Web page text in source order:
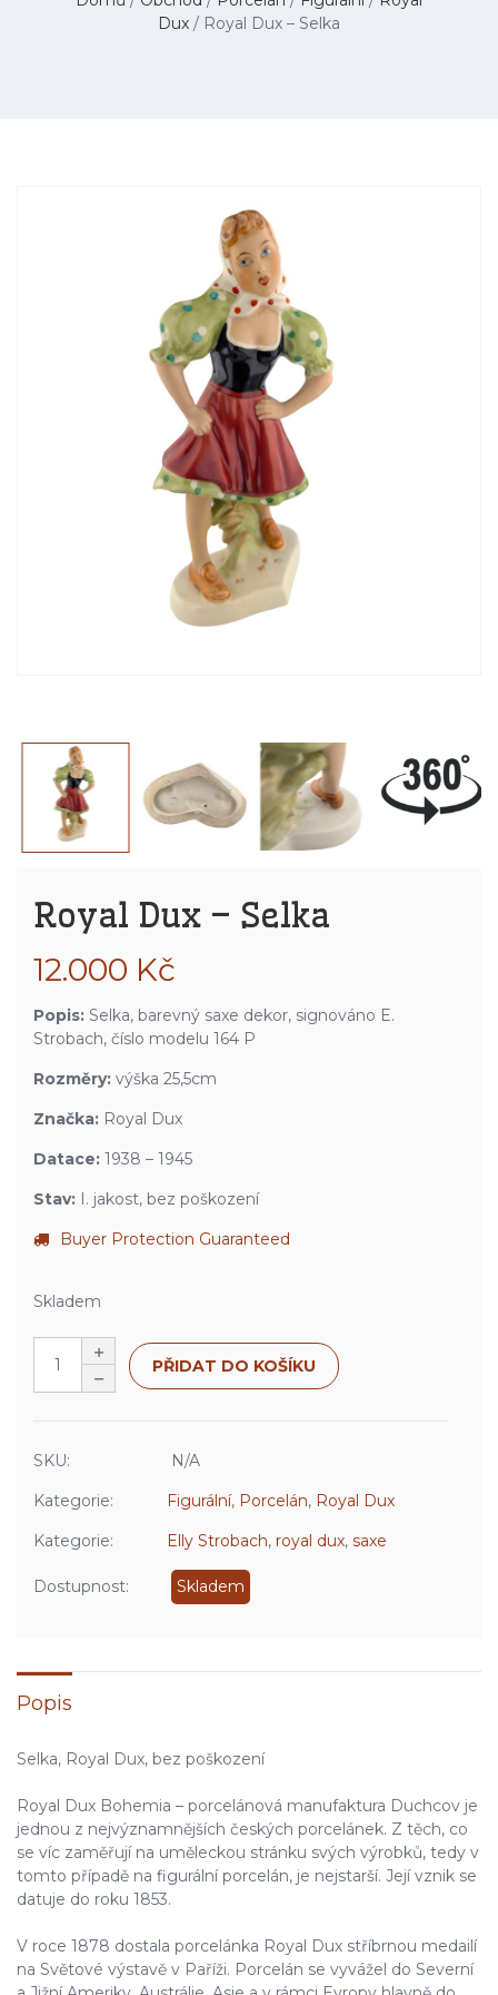
Dux / Royal Dux – Selka
Royal Dux – Selka
12.000 Kč
Popis: Selka, barevný saxe dekor, signováno E.
Strobach, číslo modelu 164 P
Rozměry: výška 25,5cm
Značka: Royal Dux
Datace: 1938 – 1945
Stav: I. jakost, bez poškození
Buyer Protection Guaranteed
Skladem
PŘIDAT DO KOŠÍKU
SKU:
N/A
Kategorie:
Figurální, Porcelán, Royal Dux
Kategorie:
Elly Strobach, royal dux, saxe
Dostupnost: Skladem
Popis
Selka, Royal Dux, bez poškození
Royal Dux Bohemia – porcelánová manufaktura Duchcov je
jednou z nejvýznamnějších českých porcelánek. Z těch, co
se víc zaměřují na uměleckou stránku svých výrobků, tedy v
tomto případě na figurální porcelán, je nejstarší. Její vznik se
datuje do roku 1853.
V roce 1878 dostala porcelánka Royal Dux stříbrnou medailí
na Světové výstavě v Paříži. Porcelán se vyvážel do Severní